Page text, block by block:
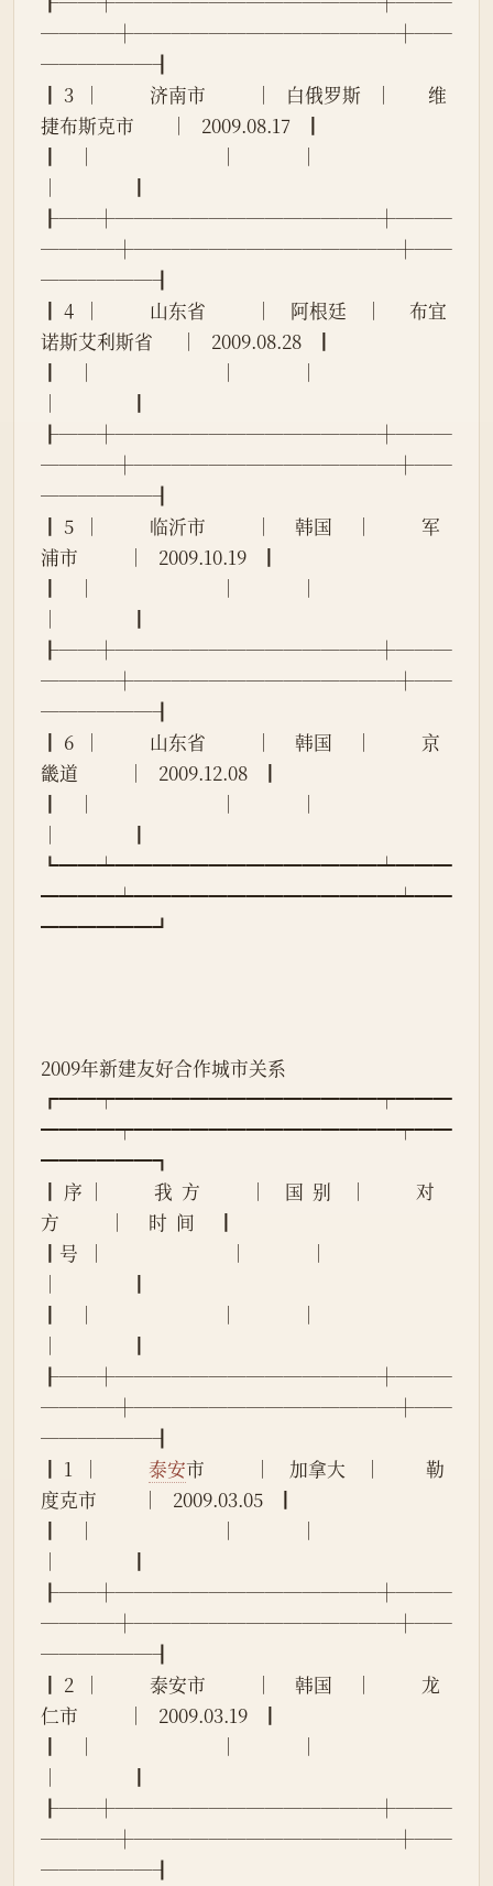
────┼──────────────┼──
──────┨
┃ 3  │           济南市           │   白俄罗斯   │        维
捷布斯克市        │   2009.08.17   ┃
┃    │                            │              │
│                ┃
┠──┼──────────────┼───
────┼──────────────┼──
──────┨
┃ 4  │           山东省           │    阿根廷    │      布宜
诺斯艾利斯省      │   2009.08.28   ┃
┃    │                            │              │
│                ┃
┠──┼──────────────┼───
────┼──────────────┼──
──────┨
┃ 5  │           临沂市           │     韩国     │           军
浦市           │   2009.10.19   ┃
┃    │                            │              │
│                ┃
┠──┼──────────────┼───
────┼──────────────┼──
──────┨
┃ 6  │           山东省           │     韩国     │           京
畿道           │   2009.12.08   ┃
┃    │                            │              │
│                ┃
┗━━┷━━━━━━━━━━━━━━┷━━━
━━━━┷━━━━━━━━━━━━━━┷━━
━━━━━━┛
2009年新建友好合作城市关系
┏━━┯━━━━━━━━━━━━━━┯━━━
━━━━┯━━━━━━━━━━━━━━┯━━
━━━━━━┓
┃ 序 │           我  方           │    国  别    │           对
方           │     时  间     ┃
┃号  │                            │              │
│                ┃
┃    │                            │              │
│                ┃
┠──┼──────────────┼───
────┼──────────────┼──
──────┨
┃ 1  │ 泰安市           │    加拿大    │          勒
度克市          │   2009.03.05   ┃
┃    │                            │              │
│                ┃
┠──┼──────────────┼───
────┼──────────────┼──
──────┨
┃ 2  │           泰安市           │     韩国     │           龙
仁市           │   2009.03.19   ┃
┃    │                            │              │
│                ┃
┠──┼──────────────┼───
────┼──────────────┼──
──────┨